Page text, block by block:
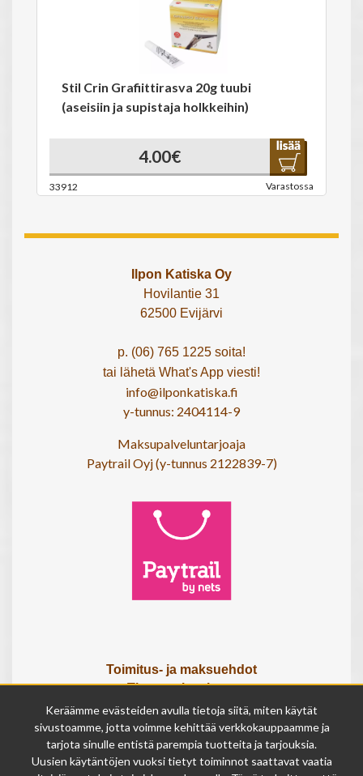
Stil Crin Grafiittirasva 20g tuubi
(aseisiin ja supistaja holkkeihin)
4.00€
33912 Varastossa
Ilpon Katiska Oy
Hovilantie 31
62500 Evijärvi
p. (06) 765 1225 soita!
tai lähetä What's App viesti!
info@ilponkatiska.fi
y-tunnus: 2404114-9
Maksupalveluntarjoaja
Paytrail Oyj (y-tunnus 2122839-7)
Toimitus- ja maksuehdot
Tietosuojaseloste
Tietoa meistä
Osta lahjakortti
Tilauksen peruutuslomake
Keräämme evästeiden avulla tietoja siitä, miten käytät
sivustoamme, jotta voimme kehittää verkkokauppaamme ja
tarjota sinulle entistä parempia tuotteita ja tarjouksia.
Uusien käytäntöjen vuoksi tietyt toiminnot saattavat vaatia